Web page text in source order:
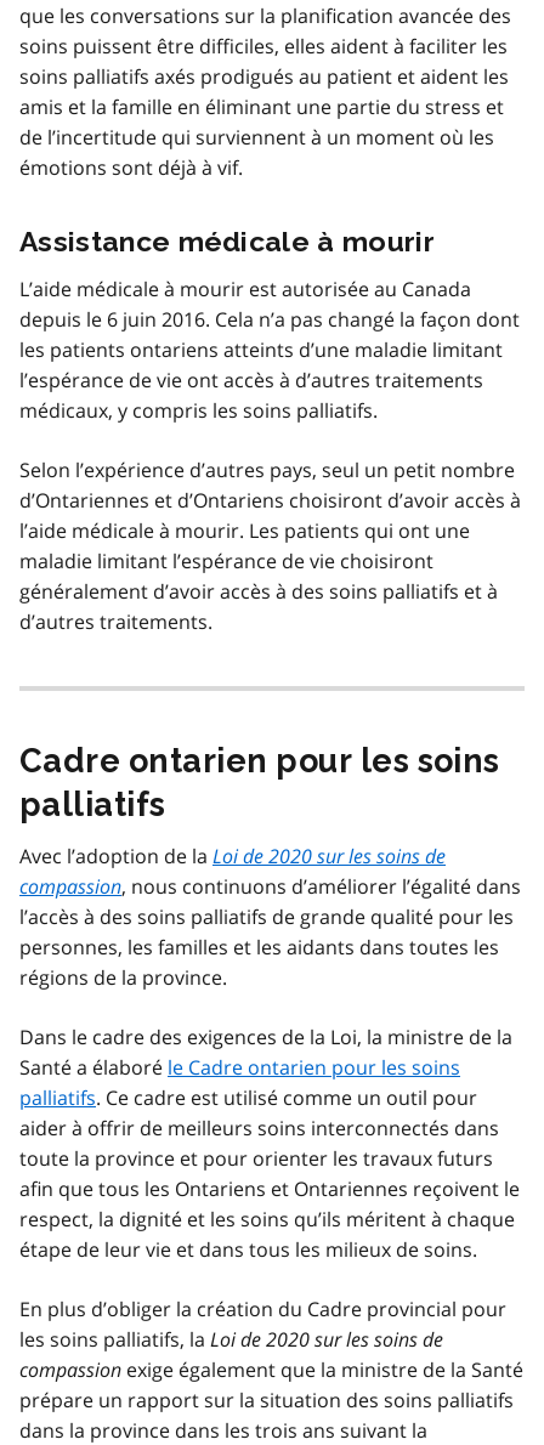
que les conversations sur la planification avancée des
soins puissent être difficiles, elles aident à faciliter les
soins palliatifs axés prodigués au patient et aident les
amis et la famille en éliminant une partie du stress et
de l’incertitude qui surviennent à un moment où les
émotions sont déjà à vif.
Assistance médicale à mourir
L’aide médicale à mourir est autorisée au Canada
depuis le 6 juin 2016. Cela n’a pas changé la façon dont
les patients ontariens atteints d’une maladie limitant
l’espérance de vie ont accès à d’autres traitements
médicaux, y compris les soins palliatifs.
Selon l’expérience d’autres pays, seul un petit nombre
d’Ontariennes et d’Ontariens choisiront d’avoir accès à
l’aide médicale à mourir. Les patients qui ont une
maladie limitant l’espérance de vie choisiront
généralement d’avoir accès à des soins palliatifs et à
d’autres traitements.
Cadre ontarien pour les soins
palliatifs
Avec l’adoption de la Loi de 2020 sur les soins de
compassion, nous continuons d’améliorer l’égalité dans
l’accès à des soins palliatifs de grande qualité pour les
personnes, les familles et les aidants dans toutes les
régions de la province.
Dans le cadre des exigences de la Loi, la ministre de la
Santé a élaboré le Cadre ontarien pour les soins
palliatifs. Ce cadre est utilisé comme un outil pour
aider à offrir de meilleurs soins interconnectés dans
toute la province et pour orienter les travaux futurs
afin que tous les Ontariens et Ontariennes reçoivent le
respect, la dignité et les soins qu’ils méritent à chaque
étape de leur vie et dans tous les milieux de soins.
En plus d’obliger la création du Cadre provincial pour
les soins palliatifs, la Loi de 2020 sur les soins de
compassion exige également que la ministre de la Santé
prépare un rapport sur la situation des soins palliatifs
dans la province dans les trois ans suivant la